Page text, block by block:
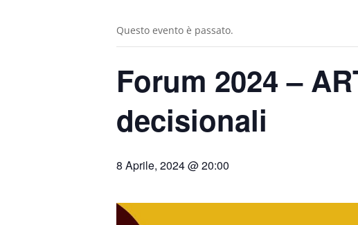
Questo evento è passato.
Forum 2024 –
decisionali
8 Aprile, 2024 @ 20:00